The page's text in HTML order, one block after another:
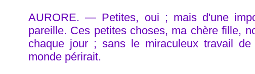
AURORE. — Petites, oui ; mais d'une
pareille. Ces petites choses, ma chère fille,
chaque jour ; sans le miraculeux travail
monde périrait.